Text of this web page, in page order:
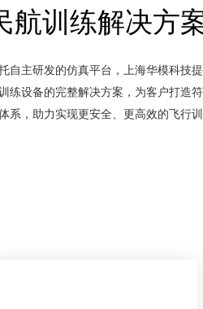
航训练解决方
自主研发的仿真平台，上海华模科技
练设备的完整解决方案，为客户打造
系，助力实现更安全、更高效的飞行训